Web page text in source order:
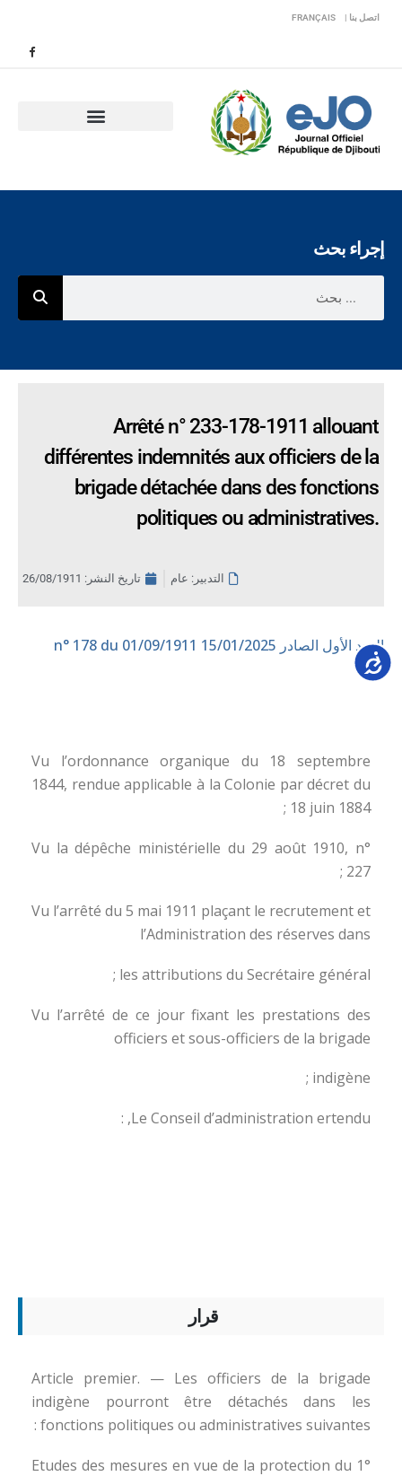
اتصل بنا | FRANÇAIS
إجراء بحث
Arrêté n° 233-178-1911 allouant
différentes indemnités aux officiers de la
brigade détachée dans des fonctions
politiques ou administratives.
التدبير: عام تاريخ النشر: 26/08/1911
العدد الأول الصادر 15/01/2025
Vu l’ordonnance organique du 18 septembre
1844, rendue applicable à la Colonie par décret du
18 juin 1884 ;
Vu la dépêche ministérielle du 29 août 1910, n°
227 ;
Vu l’arrêté du 5 mai 1911 plaçant le recrutement et
l’Administration des réserves dans
les attributions du Secrétaire général ;
Vu l’arrêté de ce jour fixant les prestations des
officiers et sous-officiers de la brigade
indigène ;
Le Conseil d’administration ertendu, :
قرار
Article premier. — Les officiers de la brigade
indigène pourront être détachés dans les
fonctions politiques ou administratives suivantes :
1° Etudes des mesures en vue de la protection du